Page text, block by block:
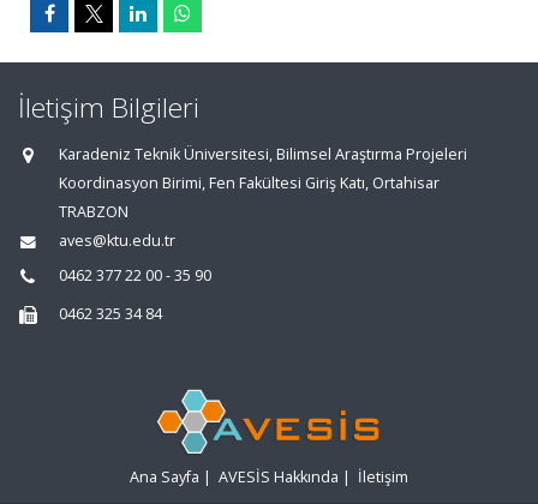
İletişim Bilgileri
Karadeniz Teknik Üniversitesi, Bilimsel Araştırma Projeleri
Koordinasyon Birimi, Fen Fakültesi Giriş Katı, Ortahisar
TRABZON
aves@ktu.edu.tr
0462 377 22 00 - 35 90
0462 325 34 84
Ana Sayfa | AVESİS Hakkında | İletişim